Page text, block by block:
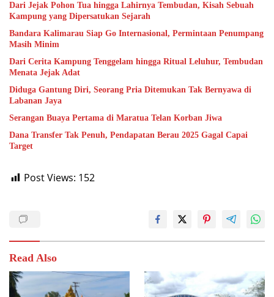
Dari Jejak Pohon Tua hingga Lahirnya Tembudan, Kisah Sebuah
Kampung yang Dipersatukan Sejarah
Bandara Kalimarau Siap Go Internasional, Permintaan Penumpang
Masih Minim
Dari Cerita Kampung Tenggelam hingga Ritual Leluhur, Tembudan
Menata Jejak Adat
Diduga Gantung Diri, Seorang Pria Ditemukan Tak Bernyawa di
Labanan Jaya
Serangan Buaya Pertama di Maratua Telan Korban Jiwa
Dana Transfer Tak Penuh, Pendapatan Berau 2025 Gagal Capai
Target
Post Views: 152
Read Also